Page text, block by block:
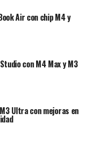
Air con chip M4 y
con M4 Max y M3
Ultra con mejoras en